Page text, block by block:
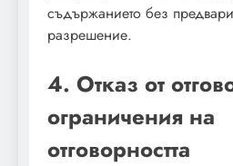
съдържанието без
разрешение.
4. Отказ от
ограничения на
отговорността